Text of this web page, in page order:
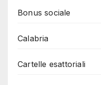
Bonus sociale
Calabria
Cartelle esattoriali